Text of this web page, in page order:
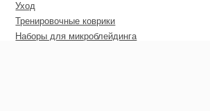
Уход
Тренировочные коврики
Наборы для микроблейдинга